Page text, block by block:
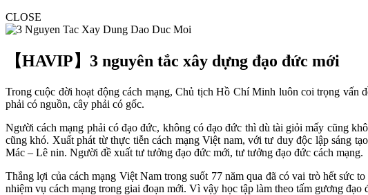
CLOSE
【HAVIP】3 nguyên tắc xây dựng đạo đức mới
Trong cuộc đời hoạt động cách mạng, Chủ tịch Hồ Chí Minh luôn coi trọng vấn
phải có nguồn, cây phải có gốc.
Người cách mạng phải có đạo đức, không có đạo đức thì dù tài giỏi mấy cũng
cũng khó. Xuất phát từ thực tiễn cách mạng Việt nam, với tư duy độc lập sáng
Mác – Lê nin. Người đề xuất tư tưởng đạo đức mới, tư tưởng đạo đức cách mạng.
Thắng lợi của cách mạng Việt Nam trong suốt 77 năm qua đã có vai trò hết
nhiệm vụ cách mạng trong giai đoạn mới. Vì vậy học tập làm theo tấm gương